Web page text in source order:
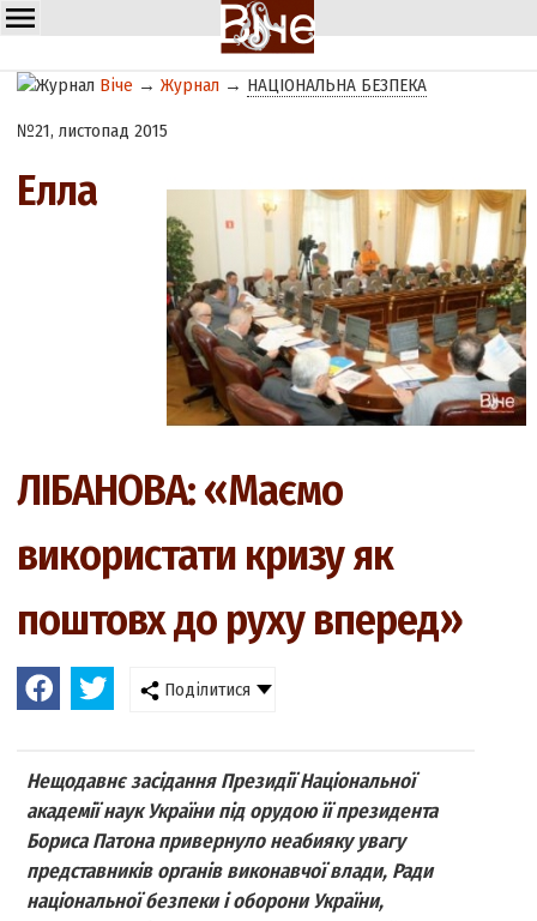
Віче →Журнал → НАЦІОНАЛЬНА БЕЗПЕКА
№21, листопад 2015
Елла
ЛІБАНОВА: «Маємо
використати кризу як
поштовх до руху вперед»
Поділитися
Нещодавнє засідання Президії Національної
академії наук України під орудою її президента
Бориса Патона привернуло неабияку увагу
представників органів виконавчої влади, Ради
національної безпеки і оборони України,